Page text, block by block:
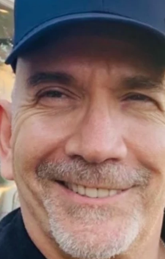
que lo "despidieron"
Sánchez Pérez